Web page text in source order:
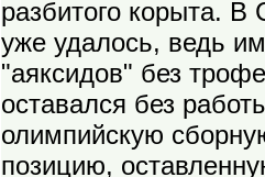
разбитого корыта. В
уже удалось, ведь
"аяксидов" без
оставался без
олимпийскую
позицию,